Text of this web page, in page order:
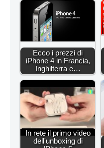
Ecco i prezzi di
iPhone 4 in Francia,
Inghilterra e…
In rete il primo video
dell'unboxing di